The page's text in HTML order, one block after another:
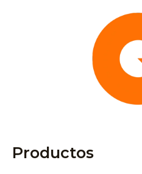
Productos